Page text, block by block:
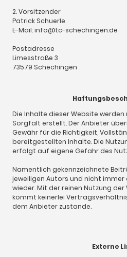
2. Vorsitzender
Patrick Schuerle
E-Mail: info@tc-schechingen.de
Postadresse
Limesstraße 3
73579 Schechingen
Die Inhalte dieser Website
Sorgfalt erstellt. Der Anbieter
Gewähr für die Richtigkeit,
bereitgestellten Inhalte. Die
erfolgt auf eigene Gefahr des
Namentlich gekennzeichnete
jeweiligen Autors und nicht immer
wieder. Mit der reinen Nutzung
kommt keinerlei
dem Anbieter zustande.
Externe